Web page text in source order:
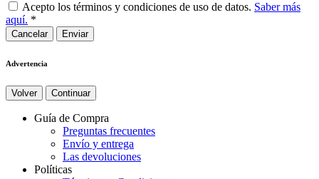
Acepto los términos y condiciones de uso de datos. Saber más
aquí. *
Cancelar
Advertencia
Volver Continuar
Guía de Compra
Preguntas frecuentes
Envío y entrega
Las devoluciones
Políticas